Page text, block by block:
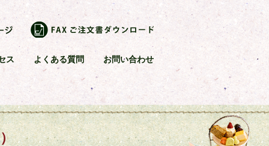
ス よくある質問 お問い合わせ